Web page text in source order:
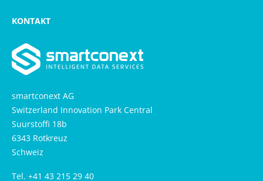
KONTAKT
smartconext AG
Switzerland Innovation Park Central
Suurstoffi 18b
6343 Rotkreuz
Schweiz
Tel. +41 43 215 29 40